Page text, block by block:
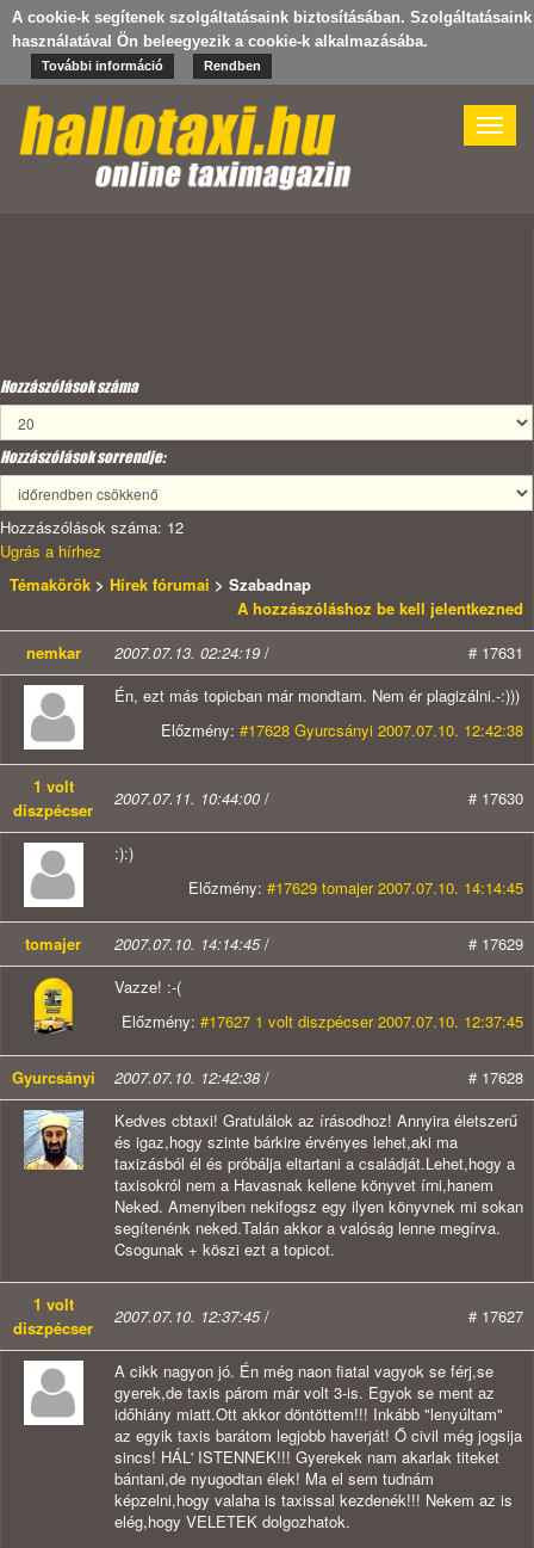
A cookie-k segítenek szolgáltatásaink biztosításában. Szolgáltatásaink
használatával Ön beleegyezik a cookie-k alkalmazásába.
További információ Rendben
Toggle
Hozzászólások száma
Hozzászólások sorrendje:
Hozzászólások száma: 12
Ugrás a hírhez
Témakörök > Hírek fórumai > Szabadnap
A hozzászóláshoz be kell jelentkezned
nemkar
2007.07.13. 02:24:19 /
# 17631
Én, ezt más topicban már mondtam. Nem ér plagizálni.-:)))
Előzmény: #17628 Gyurcsányi 2007.07.10. 12:42:38
1 volt
diszpécser
2007.07.11. 10:44:00 / # 17630
:):)
Előzmény: #17629 tomajer 2007.07.10. 14:14:45
tomajer 2007.07.10. 14:14:45/
# 17629
Vazze! :-(
Előzmény: #17627 1 volt diszpécser 2007.07.10. 12:37:45
Gyurcsányi 2007.07.10. 12:42:38 /
# 17628
Kedves cbtaxi! Gratulálok az írásodhoz! Annyira életszerű
és igaz,hogy szinte bárkire érvényes lehet,aki ma
taxizásból él és próbálja eltartani a családját.Lehet,hogy a
taxisokról nem a Havasnak kellene könyvet írni,hanem
Neked. Amenyiben nekifogsz egy ilyen könyvnek mi sokan
segítenénk neked.Talán akkor a valóság lenne megírva.
Csogunak + köszi ezt a topicot.
1 volt
diszpécser
2007.07.10. 12:37:45/ # 17627
A cikk nagyon jó. Én még naon fiatal vagyok se férj,se
gyerek,de taxis párom már volt 3-is. Egyok se ment az
időhiány miatt.Ott akkor döntöttem!!! Inkább "lenyúltam"
az egyik taxis barátom legjobb haverját! Ő civil még jogsija
sincs! HÁL' ISTENNEK!!! Gyerekek nam akarlak titeket
bántani,de nyugodtan élek! Ma el sem tudnám
képzelni,hogy valaha is taxissal kezdenék!!! Nekem az is
elég,hogy VELETEK dolgozhatok.